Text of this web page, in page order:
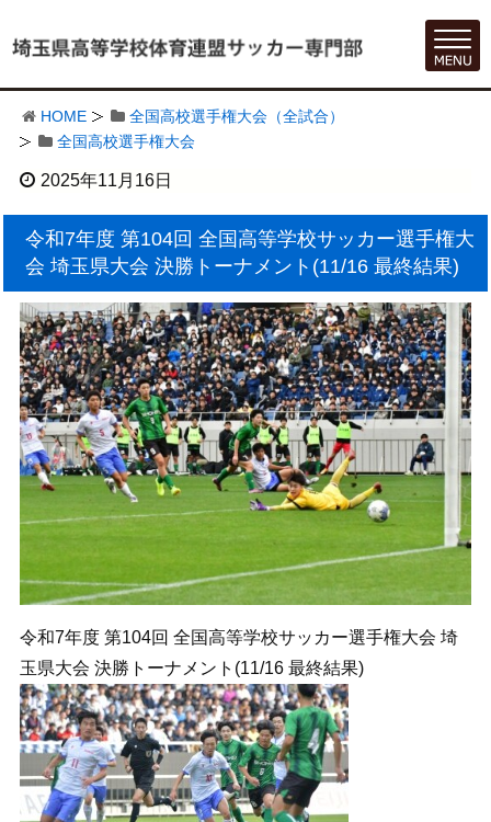
HOME
全国高校選手権大会（全試合）
全国高校選手権大会
2025年11月16日
令和7年度 第104回 全国高等学校サッカー選手権大
会 埼玉県大会 決勝トーナメント(11/16 最終結果)
令和7年度 第104回 全国高等学校サッカー選手権大会 埼
玉県大会 決勝トーナメント(11/16 最終結果)